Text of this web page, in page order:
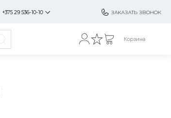
+375 29 536-10-10 ЗАКАЗАТЬ ЗВОНОК
Корзина